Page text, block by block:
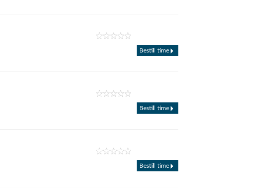
Bestill time
Bestill time
Bestill time